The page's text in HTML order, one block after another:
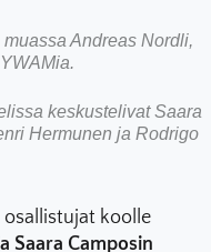
Andreas Nordli,
keskustelivat Saara
Hermunen ja Rodrigo
koolle
Saara Camposin